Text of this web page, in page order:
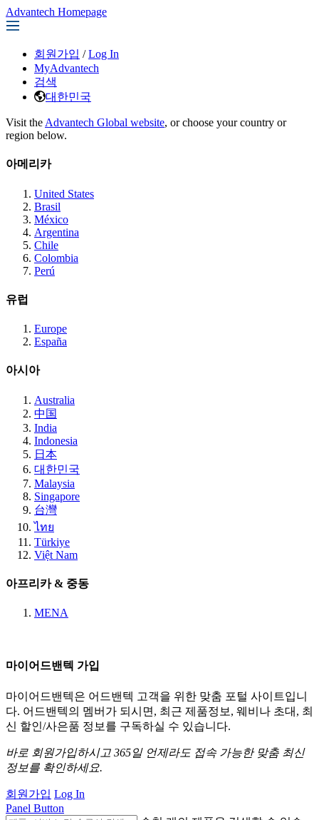
Advantech Homepage
회원가입 / Log In
MyAdvantech
검색
대한민국
Visit the Advantech Global website, or choose your country or
region below.
아메리카
United States
Brasil
México
Argentina
Chile
Colombia
Perú
유럽
Europe
España
아시아
Australia
中国
India
Indonesia
日本
대한민국
Malaysia
Singapore
台灣
ไทย
Türkiye
Việt Nam
아프리카 & 중동
MENA
마이어드밴텍 가입
마이어드밴텍은 어드밴텍 고객을 위한 맞춤 포털 사이트입니
다. 어드밴텍의 멤버가 되시면, 최근 제품정보, 웨비나 초대, 최
신 할인/사은품 정보를 구독하실 수 있습니다.
바로 회원가입하시고 365일 언제라도 접속 가능한 맞춤 최신
정보를 확인하세요.
회원가입 Log In
Panel Button